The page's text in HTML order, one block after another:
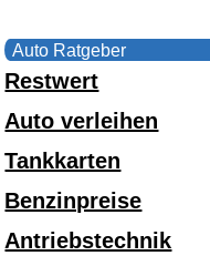
Auto Ratgeber
Restwert
Auto verleihen
Tankkarten
Benzinpreise
Antriebstechnik